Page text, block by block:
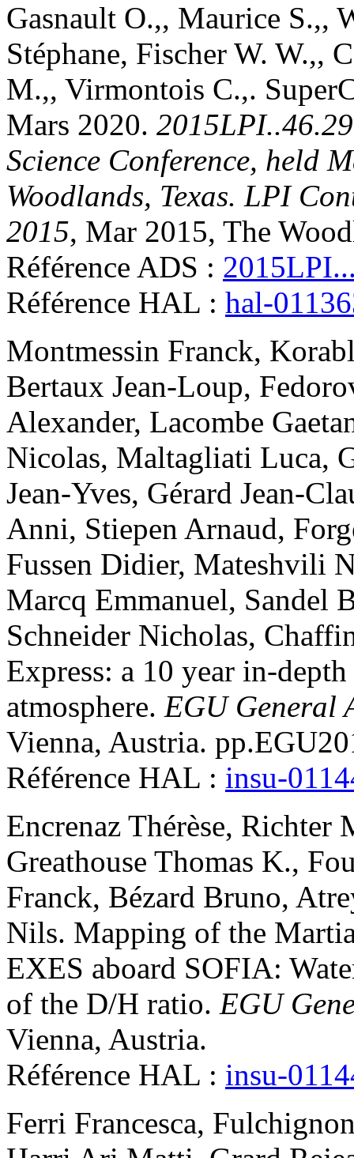
Gasnault O.,, Maurice S.,,
Stéphane, Fischer W. W.,,
M.,, Virmontois C.,.
Mars 2020.
Science Conference, held
Woodlands, Texas. LPI
2015, Mar 2015, The
Référence ADS :
Référence HAL : hal-
Montmessin Franck,
Bertaux Jean-Loup,
Alexander, Lacombe
Nicolas, Maltagliati Luca,
Jean-Yves, Gérard Jean-
Anni, Stiepen Arnaud,
Fussen Didier, Mateshvili
Marcq Emmanuel, Sandel
Schneider Nicholas,
Express: a 10 year in-
atmosphere. EGU General
Vienna, Austria.
Référence HAL : insu-
Encrenaz Thérèse, Richter
Greathouse Thomas K.,
Franck, Bézard Bruno,
Nils. Mapping of the
EXES aboard SOFIA:
of the D/H ratio. EGU
Vienna, Austria.
Référence HAL : insu-
Ferri Francesca,